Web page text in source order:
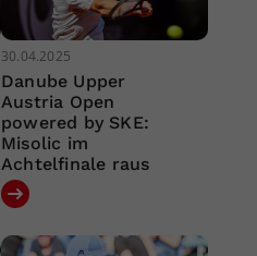
30.04.2025
Danube Upper
Austria Open
powered by SKE:
Misolic im
Achtelfinale raus